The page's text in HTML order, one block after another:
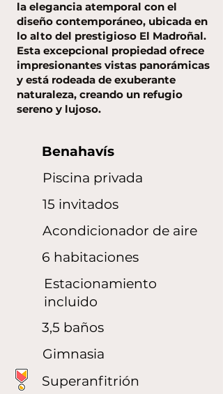
la elegancia atemporal con el
diseño contemporáneo, ubicada en
lo alto del prestigioso El Madroñal.
Esta excepcional propiedad ofrece
impresionantes vistas panorámicas
y está rodeada de exuberante
naturaleza, creando un refugio
sereno y lujoso.
Benahavís
Piscina privada
15 invitados
Acondicionador de aire
6 habitaciones
Estacionamiento
incluido
3,5 baños
Gimnasia
Superanfitrión